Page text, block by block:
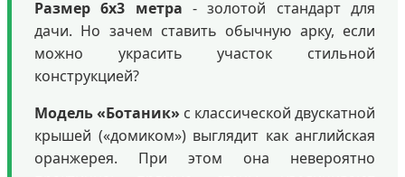
Размер 6х3 метра - золотой стандарт для
дачи. Но зачем ставить обычную арку, если
можно украсить участок стильной
конструкцией?
Модель «Ботаник» с классической двускатной
крышей («домиком») выглядит как английская
оранжерея. При этом она невероятно